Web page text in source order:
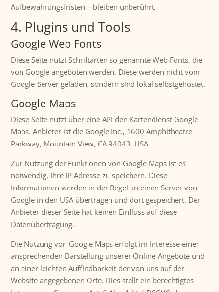
Aufbewahrungsfristen – bleiben unberührt.
4. Plugins und Tools
Google Web Fonts
Diese Seite nutzt Schriftarten so genannte Web Fonts, die
von Google angeboten werden. Diese werden nicht vom
Google-Server geladen, sondern sind lokal selbstgehostet.
Google Maps
Diese Seite nutzt über eine API den Kartendienst Google
Maps. Anbieter ist die Google Inc., 1600 Amphitheatre
Parkway, Mountain View, CA 94043, USA.
Zur Nutzung der Funktionen von Google Maps ist es
notwendig, Ihre IP Adresse zu speichern. Diese
Informationen werden in der Regel an einen Server von
Google in den USA übertragen und dort gespeichert. Der
Anbieter dieser Seite hat keinen Einfluss auf diese
Datenübertragung.
Die Nutzung von Google Maps erfolgt im Interesse einer
ansprechenden Darstellung unserer Online-Angebote und
an einer leichten Auffindbarkeit der von uns auf der
Website angegebenen Orte. Dies stellt ein berechtigtes